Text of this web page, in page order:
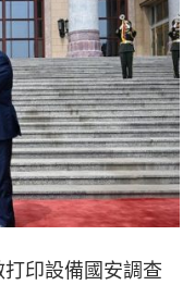
印設備國安調查